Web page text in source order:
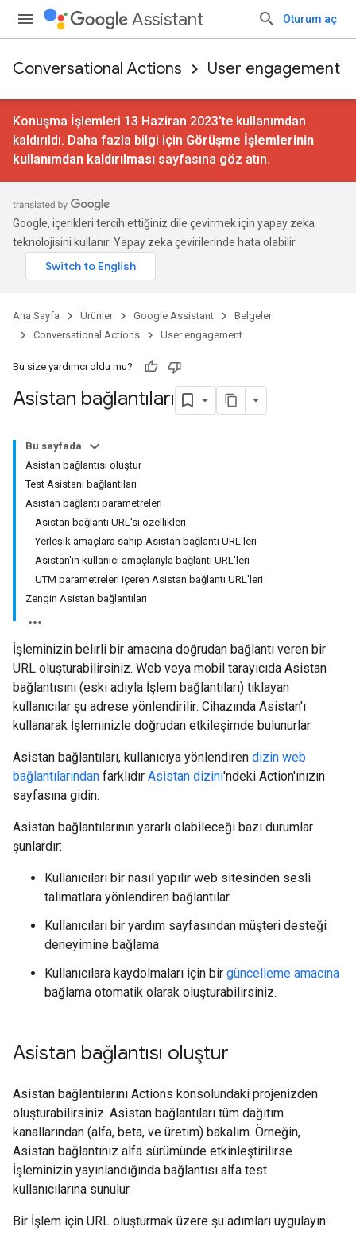
Assistant Oturum aç
Conversational Actions User engagement
Konuşma İşlemleri 13 Haziran 2023'te kullanımdan
kaldırıldı. Daha fazla bilgi için Görüşme İşlemlerinin
kullanımdan kaldırılması sayfasına göz atın.
Google, içerikleri tercih ettiğiniz dile çevirmek için yapay zeka
teknolojisini kullanır. Yapay zeka çevirilerinde hata olabilir.
Ana Sayfa Ürünler Google Assistant
Belgeler
Conversational Actions
User engagement
Bu size yardımcı oldu mu?
Asistan bağlantıları
Bu sayfada
Asistan bağlantısı oluştur
Test Asistanı bağlantıları
Asistan bağlantı parametreleri
Asistan bağlantı URL'si özellikleri
Yerleşik amaçlara sahip Asistan bağlantı URL'leri
Asistan'ın kullanıcı amaçlarıyla bağlantı URL'leri
UTM parametreleri içeren Asistan bağlantı URL'leri
Zengin Asistan bağlantıları
İşleminizin belirli bir amacına doğrudan bağlantı veren bir
URL oluşturabilirsiniz. Web veya mobil tarayıcıda Asistan
bağlantısını (eski adıyla İşlem bağlantıları) tıklayan
kullanıcılar şu adrese yönlendirilir: Cihazında Asistan'ı
kullanarak İşleminizle doğrudan etkileşimde bulunurlar.
Asistan bağlantıları, kullanıcıya yönlendiren dizin web
bağlantılarından farklıdır Asistan dizini'ndeki Action'ınızın
sayfasına gidin.
Asistan bağlantılarının yararlı olabileceği bazı durumlar
şunlardır:
Kullanıcıları bir nasıl yapılır web sitesinden sesli
talimatlara yönlendiren bağlantılar
Kullanıcıları bir yardım sayfasından müşteri desteği
deneyimine bağlama
Kullanıcılara kaydolmaları için bir güncelleme amacına
bağlama otomatik olarak oluşturabilirsiniz.
Asistan bağlantısı oluştur
Asistan bağlantılarını Actions konsolundaki projenizden
oluşturabilirsiniz. Asistan bağlantıları tüm dağıtım
kanallarından (alfa, beta, ve üretim) bakalım. Örneğin,
Asistan bağlantınız alfa sürümünde etkinleştirilirse
İşleminizin yayınlandığında bağlantısı alfa test
kullanıcılarına sunulur.
Bir İşlem için URL oluşturmak üzere şu adımları uygulayın: